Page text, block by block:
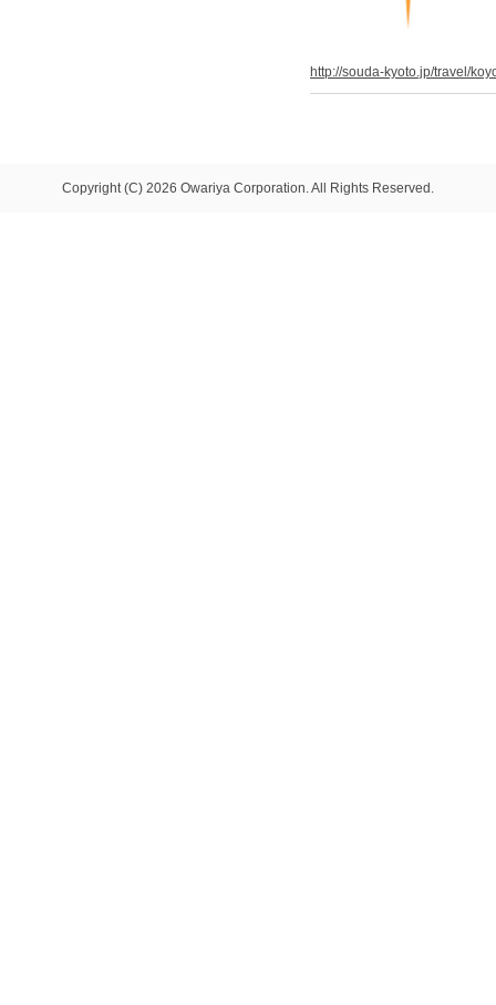
http://souda-kyoto.jp/travel/
Copyright (C) 2026 Owariya Corporation. All Rights Reserved.